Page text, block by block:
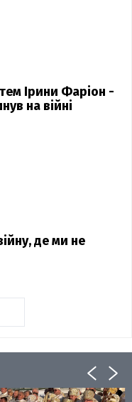
Ірини Фаріон -
на війні
де ми не